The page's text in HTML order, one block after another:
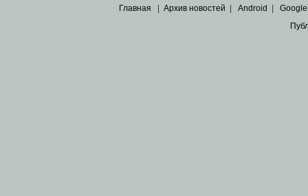
Главная Архив новостей Android Google